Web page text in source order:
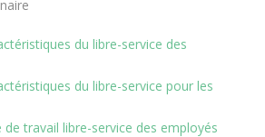
du libre-service des
du libre-service pour les
de travail libre-service des employés